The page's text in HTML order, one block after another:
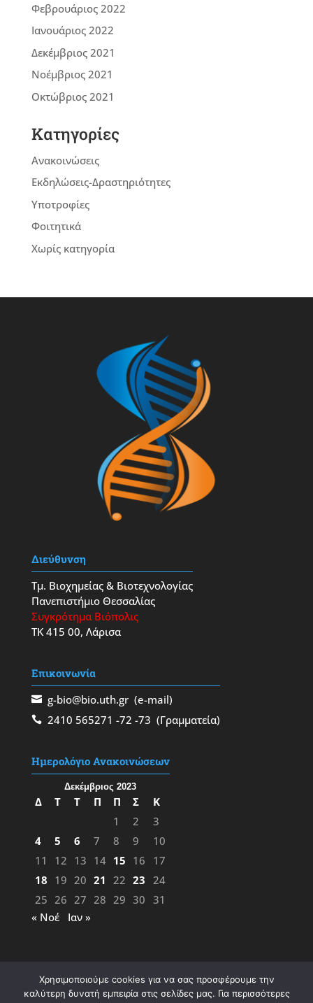
Φεβρουάριος 2022
Ιανουάριος 2022
Δεκέμβριος 2021
Νοέμβριος 2021
Οκτώβριος 2021
Kατηγορίες
Ανακοινώσεις
Εκδηλώσεις-Δραστηριότητες
Υποτροφίες
Φοιτητικά
Χωρίς κατηγορία
Διεύθυνση
Τμ. Βιοχημείας & Βιοτεχνολογίας
Πανεπιστήμιο Θεσσαλίας
Συγκρότημα Βιόπολις
ΤΚ 415 00, Λάρισα
Επικοινωνία
g-bio@bio.uth.gr(e-mail)
2410 565271 -72 -73 (Γραμματεία)
Ημερολόγιο Ανακοινώσεων
Δεκέμβριος 2023
Δ Τ Τ Π Π Σ
Κ
1
2
3
4
5 6 7 8 9
10
11
12 13 14 15 16
17
18 19 20 21 22 23 24
25 26 27 28 29 30 31
« Νοέ
Ιαν »
Χρησιμοποιούμε cookies για να σας προσφέρουμε την
καλύτερη δυνατή εμπειρία στις σελίδες μας. Για περισσότερες